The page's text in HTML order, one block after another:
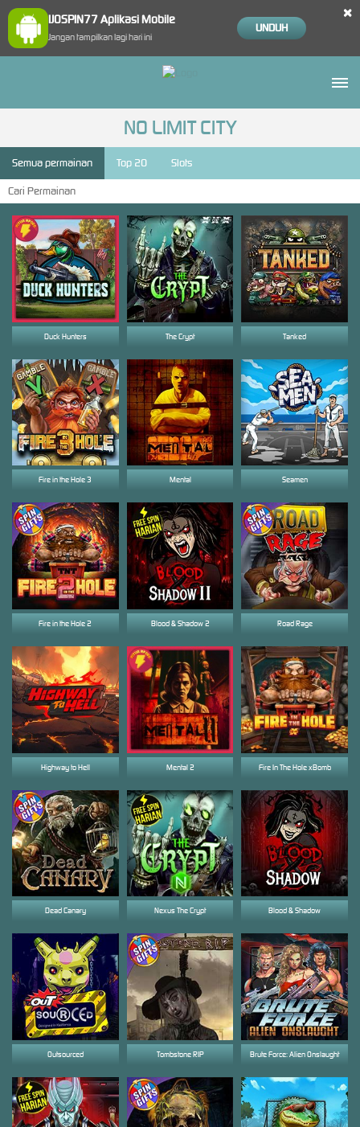
IJOSPIN77 Aplikasi Mobile
Jangan tampilkan lagi hari ini
UNDUH
×
NO LIMIT CITY
Semua permainan Top 20 Slots
Seamen
Duck Hunters
Fire in the Hole 3
Highway to Hell Mental 2
Blood & Shadow
Blood & Shadow 2
Mental
The Crypt
Outsourced Brute Force: Alien Onslaught
Nexus The Crypt
Tombstone RIP
Fire in the Hole 2
Tanked
Fire In The Hole xBomb
Road Rage
Dead Canary